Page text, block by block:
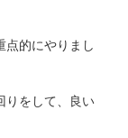
点的にやりまし
りをして、良い